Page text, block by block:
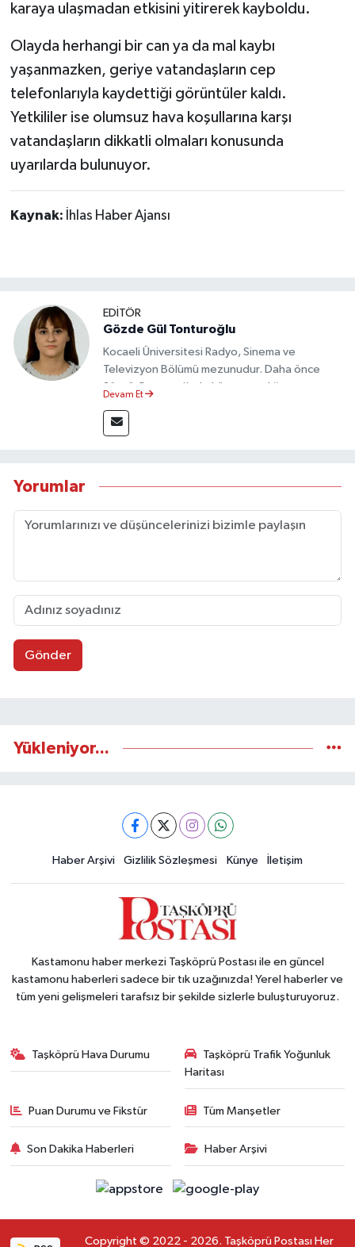
karaya ulaşmadan etkisini yitirerek kayboldu.
Olayda herhangi bir can ya da mal kaybı
yaşanmazken, geriye vatandaşların cep
telefonlarıyla kaydettiği görüntüler kaldı.
Yetkililer ise olumsuz hava koşullarına karşı
vatandaşların dikkatli olmaları konusunda
uyarılarda bulunuyor.
Kaynak: İhlas Haber Ajansı
EDİTÖR
Gözde Gül Tonturoğlu
Kocaeli Üniversitesi Radyo, Sinema ve
Televizyon Bölümü mezunudur. Daha önce
Sözcü Gazetesi’nde köşe yazarlığı yapmış ve
Devam Et
Yorumlar
Gönder
Yükleniyor...
Haber Arşivi Gizlilik Sözleşmesi Künye İletişim
Kastamonu haber merkezi Taşköprü Postası ile en güncel
kastamonu haberleri sadece bir tık uzağınızda! Yerel haberler ve
tüm yeni gelişmeleri tarafsız bir şekilde sizlerle buluşturuyoruz.
Taşköprü Hava Durumu
Taşköprü Trafik Yoğunluk
Haritası
Puan Durumu ve Fikstür Tüm Manşetler
Son Dakika Haberleri Haber Arşivi
Copyright © 2022 - 2026. Taşköprü Postası Her